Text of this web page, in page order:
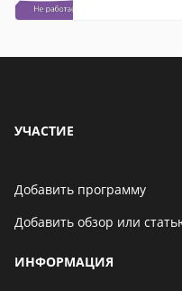
УЧАСТИЕ
Добавить программу
Добавить обзор или
ИНФОРМАЦИЯ